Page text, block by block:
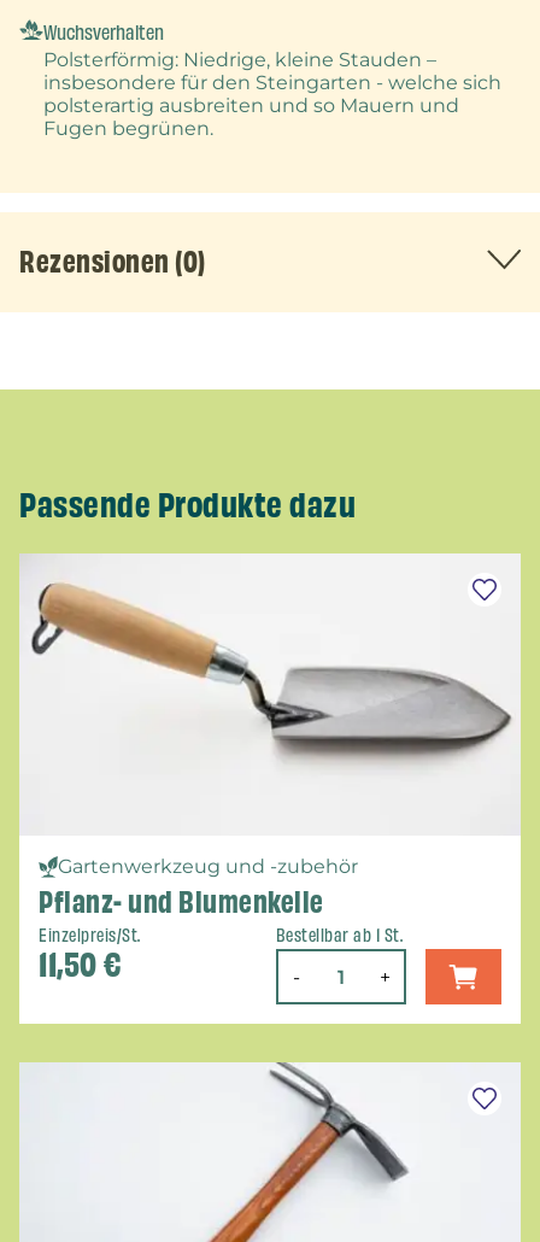
Wuchsverhalten
Polsterförmig: Niedrige, kleine Stauden –
insbesondere für den Steingarten - welche sich
polsterartig ausbreiten und so Mauern und
Fugen begrünen.
Rezensionen (0)
Passende Produkte dazu
Gartenwerkzeug und -zubehör
Pflanz- und Blumenkelle
Einzelpreis/St.
11,50€
Bestellbar ab 1 St.
- +